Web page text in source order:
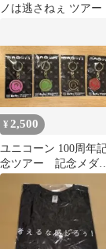
ノは逃さねぇ ツアー
¥ 2,500
ユニコーン 100周年
念ツアー 記念メダル
が如くのキーホルダ
ー 4個セット